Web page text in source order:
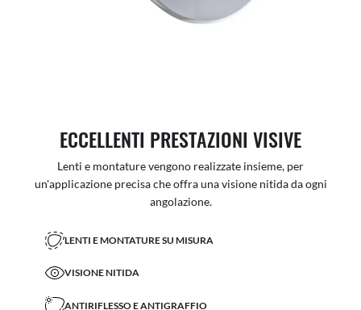
ECCELLENTI PRESTAZIONI VISIVE
Lenti e montature vengono realizzate insieme, per
un'applicazione precisa che offra una visione nitida da ogni
angolazione.
LENTI E MONTATURE SU MISURA
VISIONE NITIDA
ANTIRIFLESSO E ANTIGRAFFIO